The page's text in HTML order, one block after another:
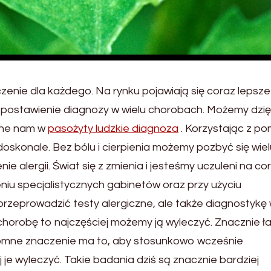
dla każdego. Na rynku pojawiają się coraz lepsze
diagnozy w wielu chorobach. Możemy
nam wpasożyty ludzkie diagnoza . Korzystając z
Bez bólu i cierpienia możemy pozbyć się
alergii. Świat się z zmienia i jesteśmy uczuleni na
specjalistycznych gabinetów oraz przy użyciu
testy alergiczne, ale także diagnostykę
to najczęściej możemy ją wyleczyć. Znacznie
znaczenie ma to, aby stosunkowo wcześnie
wyleczyć. Takie badania dziś są znacznie bardziej